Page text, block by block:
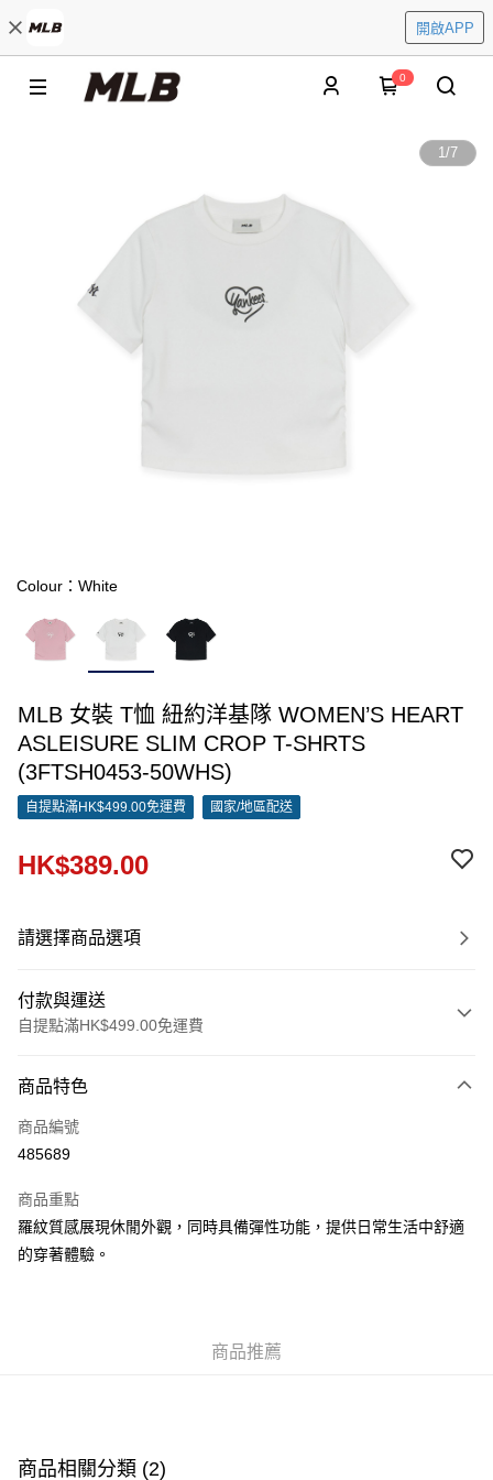
開啟APP
0
1/7
Colour：White
MLB 女裝 T恤 紐約洋基隊 WOMEN’S HEART
ASLEISURE SLIM CROP T-SHRTS
(3FTSH0453-50WHS)
自提點滿HK$499.00免運費 國家/地區配送
HK$389.00
請選擇商品選項
付款與運送
自提點滿HK$499.00免運費
信用卡
Apple Pay
AlipayHK
WeChat Pay
商品特色
商品編號
485689
商品重點
羅紋質感展現休閒外觀，同時具備彈性功能，提供日常生活中舒適
的穿著體驗。
商品推薦
商品相關分類 (2)